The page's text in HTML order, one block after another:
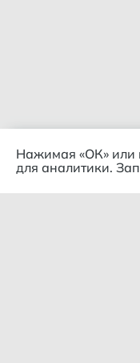
Нажимая «ОК» или
для аналитики.